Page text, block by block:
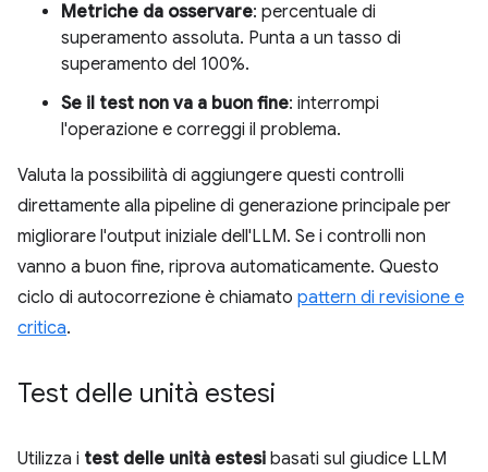
Metriche da osservare: percentuale di
superamento assoluta. Punta a un tasso di
superamento del 100%.
Se il test non va a buon fine: interrompi
l'operazione e correggi il problema.
Valuta la possibilità di aggiungere questi controlli
direttamente alla pipeline di generazione principale per
migliorare l'output iniziale dell'LLM. Se i controlli non
vanno a buon fine, riprova automaticamente. Questo
ciclo di autocorrezione è chiamato pattern di revisione e
critica.
Test delle unità estesi
Utilizza i test delle unità estesi basati sul giudice LLM